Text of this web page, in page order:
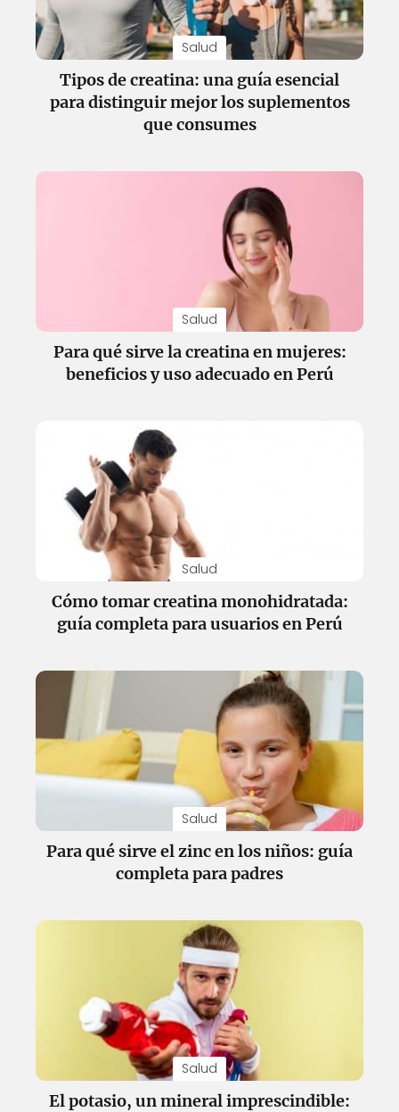
Salud
Tipos de creatina: una guía esencial
para distinguir mejor los suplementos
que consumes
Salud
Para qué sirve la creatina en mujeres:
beneficios y uso adecuado en Perú
Salud
Cómo tomar creatina monohidratada:
guía completa para usuarios en Perú
Salud
Para qué sirve el zinc en los niños: guía
completa para padres
Salud
El potasio, un mineral imprescindible: